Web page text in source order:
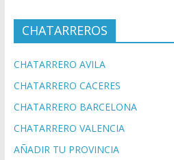
CHATARREROS
CHATARRERO AVILA
CHATARRERO CACERES
CHATARRERO BARCELONA
CHATARRERO VALENCIA
AÑADIR TU PROVINCIA